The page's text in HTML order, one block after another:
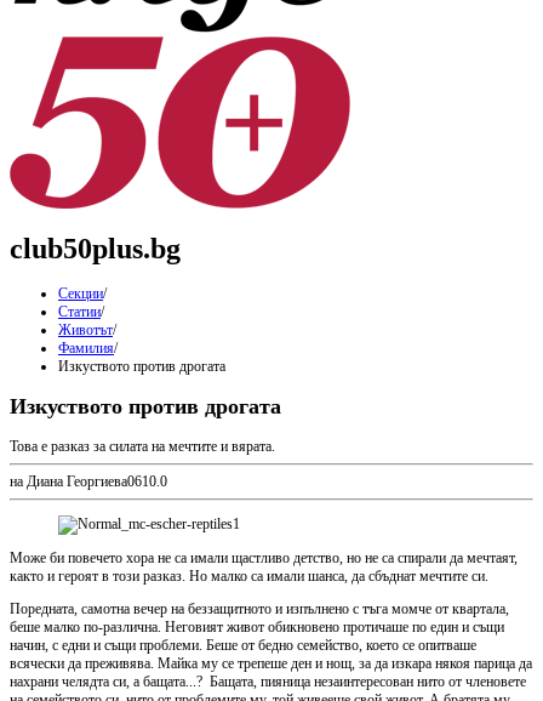
club50plus.bg
Секции/
Статии/
Животът/
Фамилия/
Изкуството против дрогата
Изкуството против дрогата
Това е разказ за силата на мечтите и вярата.
на Диана Георгиева0610.0
Може би повечето хора не са имали щастливо детство, но не са спирали да мечтаят,
както и героят в този разказ. Но малко са имали шанса, да сбъднат мечтите си.
Поредната, самотна вечер на беззащитното и изпълнено с тъга момче от квартала,
беше малко по-различна. Неговият живот обикновено протичаше по един и същи
начин, с едни и същи проблеми. Беше от бедно семейство, което се опитваше
всячески да преживява. Майка му се трепеше ден и нощ, за да изкара някоя парица да
нахрани челядта си, а бащата...? Бащата, пияница незаинтересован нито от членовете